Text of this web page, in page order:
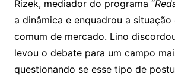
Rizek, mediador do programa “
a dinâmica e enquadrou a
comum de mercado. Lino
levou o debate para um campo
questionando se esse tipo de